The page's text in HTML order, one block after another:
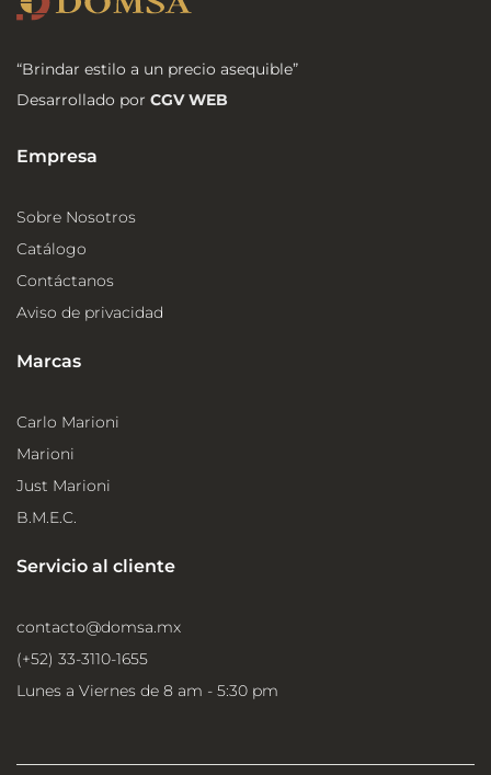
“Brindar estilo a un precio asequible”
Desarrollado por CGV WEB
Empresa
Sobre Nosotros
Catálogo
Contáctanos
Aviso de privacidad
Marcas
Carlo Marioni
Marioni
Just Marioni
B.M.E.C.
Servicio al cliente
contacto@domsa.mx
(+52) 33-3110-1655
Lunes a Viernes de 8 am - 5:30 pm